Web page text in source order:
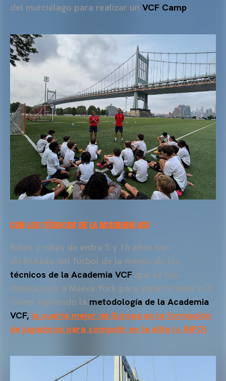
del murciélago para realizar un VCF Camp.
CON LOS TÉCNICOS DE LA ACADEMIA VCF
Niños y niñas de entre 5 y 16 años han
disfrutado del fútbol de la manos de los
técnicos de la Academia VCF que se han
desplazado a Nueva York para impartir este VCF
Camp siguiendo la metodología de la Academia
VCF, la cuarta mejor de Europa en la formación
de jugadores para competir en la élite (+ INFO).